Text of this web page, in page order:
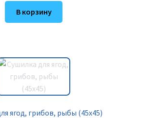
В корзину
ягод, грибов, рыбы (45х45)